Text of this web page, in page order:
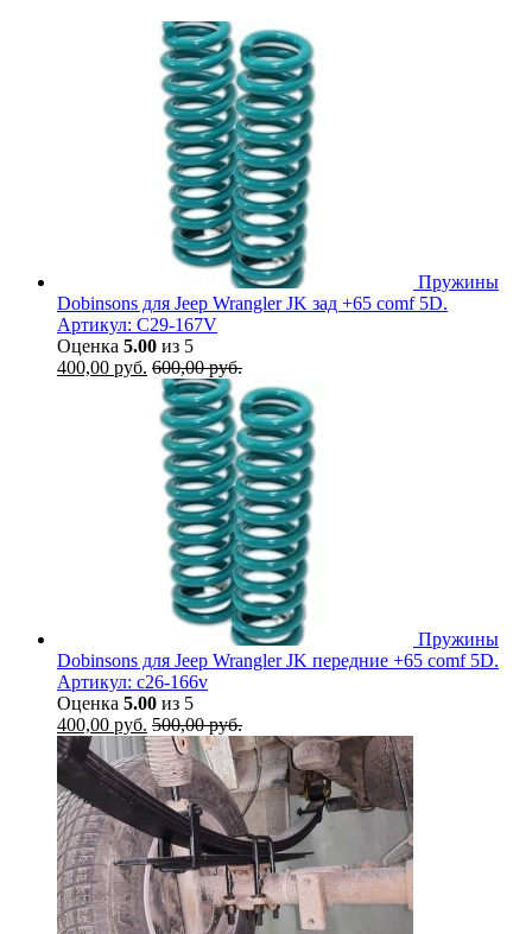
Пружины
Dobinsons для Jeep Wrangler JK зад +65 comf 5D.
Артикул: C29-167V
Оценка 5.00 из 5
400,00 руб. 600,00руб.
Пружины
Dobinsons для Jeep Wrangler JK передние +65 comf 5D.
Артикул: c26-166v
Оценка 5.00 из 5
400,00 руб. 500,00руб.